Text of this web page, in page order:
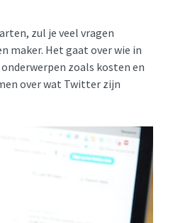
zul je veel vragen
maker. Het gaat over wie in
zoals kosten en
over wat Twitter zijn